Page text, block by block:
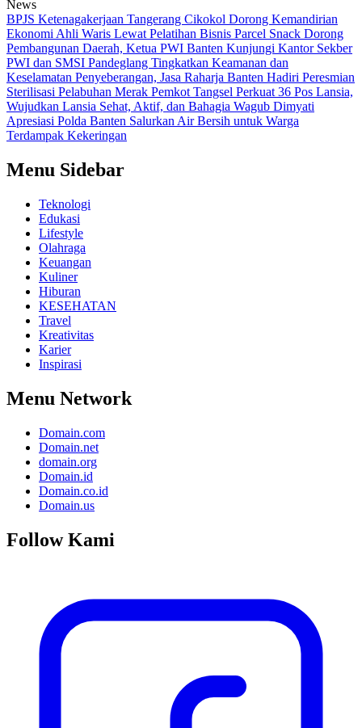
News
BPJS Ketenagakerjaan Tangerang Cikokol Dorong Kemandirian
Ekonomi Ahli Waris Lewat Pelatihan Bisnis Parcel Snack Dorong
Pembangunan Daerah, Ketua PWI Banten Kunjungi Kantor Sekber
PWI dan SMSI Pandeglang Tingkatkan Keamanan dan
Keselamatan Penyeberangan, Jasa Raharja Banten Hadiri Peresmian
Sterilisasi Pelabuhan Merak Pemkot Tangsel Perkuat 36 Pos Lansia,
Wujudkan Lansia Sehat, Aktif, dan Bahagia Wagub Dimyati
Apresiasi Polda Banten Salurkan Air Bersih untuk Warga
Terdampak Kekeringan
Menu Sidebar
Teknologi
Edukasi
Lifestyle
Olahraga
Keuangan
Kuliner
Hiburan
KESEHATAN
Travel
Kreativitas
Karier
Inspirasi
Menu Network
Domain.com
Domain.net
domain.org
Domain.id
Domain.co.id
Domain.us
Follow Kami